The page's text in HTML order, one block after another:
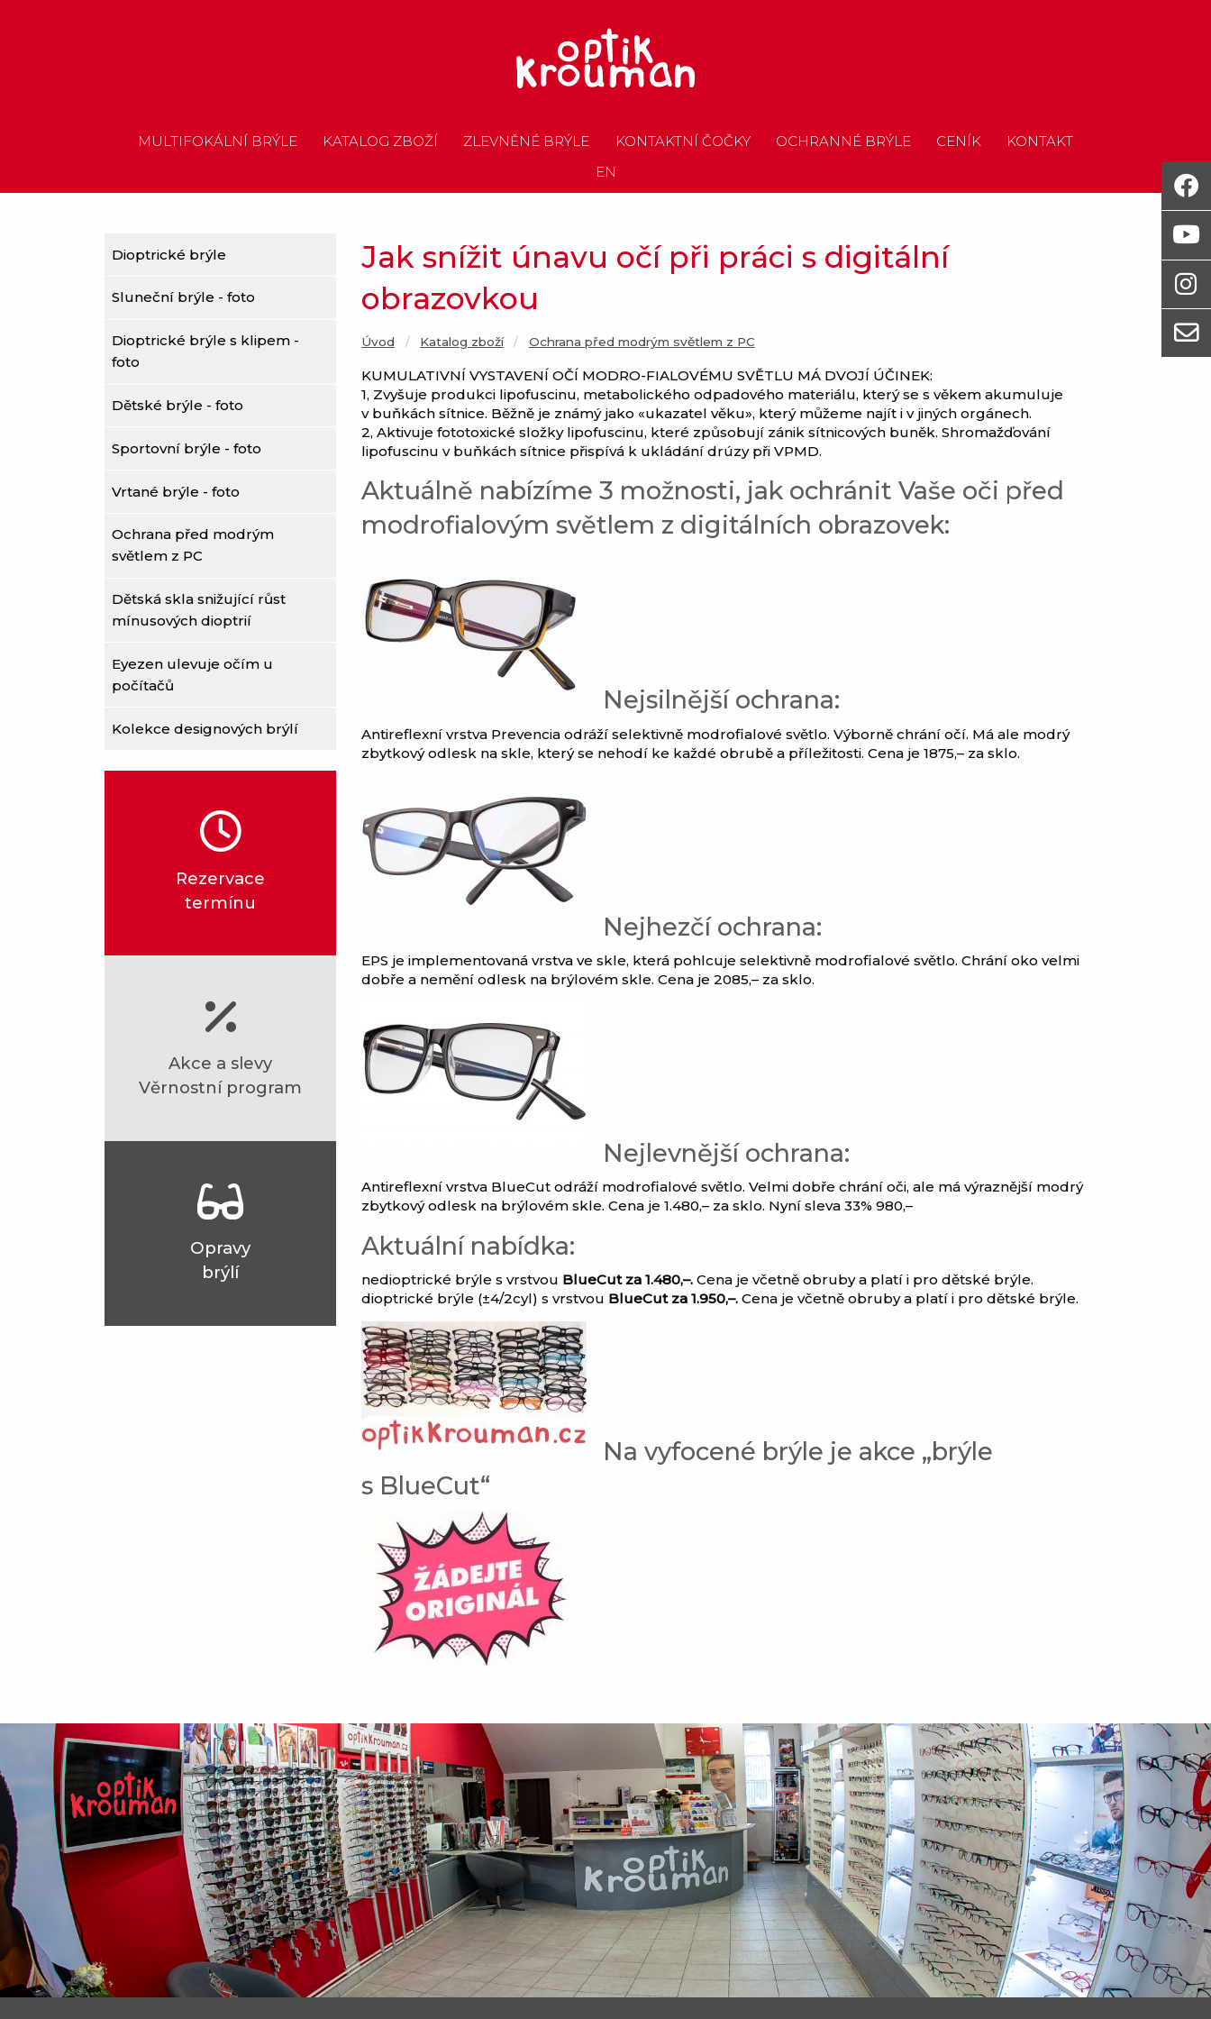
MULTIFOKÁLNÍ BRÝLE KATALOG ZBOŽÍ ZLEVNĚNÉ BRÝLE KONTAKTNÍ ČOČKY OCHRANNÉ BRÝLE CENÍK
KONTAKT
EN
Dioptrické brýle
Sluneční brýle - foto
Dioptrické brýle s klipem -
foto
Dětské brýle - foto
Sportovní brýle - foto
Vrtané brýle - foto
Ochrana před modrým
světlem z PC
Dětská skla snižující růst
mínusových dioptrií
Eyezen ulevuje očím u
počítačů
Kolekce designových brýlí
Rezervace
termínu
Akce a slevy
Věrnostní program
Opravy
brýlí
Jak snížit únavu očí při práci s digitální
obrazovkou
Úvod Katalog zboží Current:
Ochrana před modrým světlem z PC
KUMULATIVNÍ VYSTAVENÍ OČÍ MODRO-FIALOVÉMU SVĚTLU MÁ DVOJÍ ÚČINEK:
1, Zvyšuje produkci lipofuscinu, metabolického odpadového materiálu, který se s věkem akumuluje
v buňkách sítnice. Běžně je známý jako «ukazatel věku», který můžeme najít i v jiných orgánech.
2, Aktivuje fototoxické složky lipofuscinu, které způsobují zánik sítnicových buněk. Shromažďování
lipofuscinu v buňkách sítnice přispívá k ukládání drúzy při VPMD.
Aktuálně nabízíme 3 možnosti, jak ochránit Vaše oči před
modrofialovým světlem z digitálních obrazovek:
Nejsilnější ochrana:
Antireflexní vrstva Prevencia odráží selektivně modrofialové světlo. Výborně chrání očí. Má ale modrý
zbytkový odlesk na skle, který se nehodí ke každé obrubě a příležitosti. Cena je 1875,– za sklo.
Nejhezčí ochrana:
EPS je implementovaná vrstva ve skle, která pohlcuje selektivně modrofialové světlo. Chrání oko velmi
dobře a nemění odlesk na brýlovém skle. Cena je 2085,– za sklo.
Nejlevnější ochrana:
Antireflexní vrstva BlueCut odráží modrofialové světlo. Velmi dobře chrání oči, ale má výraznější modrý
zbytkový odlesk na brýlovém skle. Cena je 1.480,– za sklo. Nyní sleva 33% 980,–
Aktuální nabídka:
nedioptrické brýle s vrstvou BlueCut za 1.480,–. Cena je včetně obruby a platí i pro dětské brýle.
dioptrické brýle (±4/2cyl) s vrstvou BlueCut za 1.950,–. Cena je včetně obruby a platí i pro dětské brýle.
Na vyfocené brýle je akce „brýle
s BlueCut“